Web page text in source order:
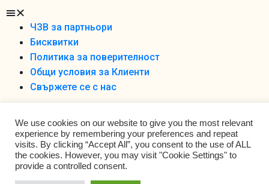
ЧЗВ за партньори
Бисквитки
Политика за поверителност
Общи условия за Клиенти
Свържете се с нас
Foodobox 2021 Ltd ©
We use cookies on our website to give you the most relevant
experience by remembering your preferences and repeat
visits. By clicking “Accept All”, you consent to the use of ALL
the cookies. However, you may visit "Cookie Settings" to
provide a controlled consent.